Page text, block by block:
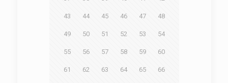
43 44 45 46 47 48
49 50 51 52 53 54
55 56 57 58 59 60
61 62 63 64 65 66